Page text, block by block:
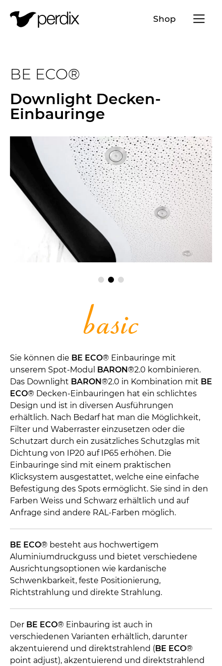
Shop Menü
BE ECO®
Downlight Decken-
Einbauringe
Sie können die BE ECO® Einbauringe mit
unserem Spot-Modul
BARON®2.0 kombinieren.
Das Downlight BARON®2.0 in Kombination mit BE
ECO® Decken-Einbauringen hat ein schlichtes
Design und ist in diversen Ausführungen
erhältlich. Nach Bedarf hat man die Möglichkeit,
Filter und Waberraster einzusetzen oder die
Schutzart durch ein zusätzliches Schutzglas mit
Dichtung von IP20 auf IP65 erhöhen. Die
Einbauringe sind mit einem praktischen
Klicksystem ausgestattet, welche eine einfache
Befestigung des Spots ermöglicht. Sie sind in den
Farben Weiss und Schwarz erhältlich und auf
Anfrage sind andere RAL-Farben möglich.
BE ECO® besteht aus hochwertigem
Aluminiumdruckguss und bietet verschiedene
Ausrichtungsoptionen wie kardanische
Schwenkbarkeit, feste Positionierung,
Richtstrahlung und direkte Strahlung.
Der BE ECO® Einbauring ist auch in
verschiedenen Varianten erhältlich, darunter
akzentuierend und direktstrahlend ( BE ECO®
point adjust), akzentuierend und direktstrahlend